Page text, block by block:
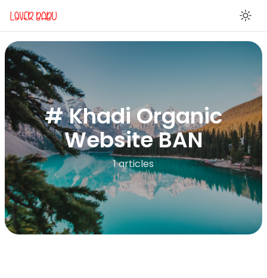
# Khadi Organic
Website BAN
1 articles